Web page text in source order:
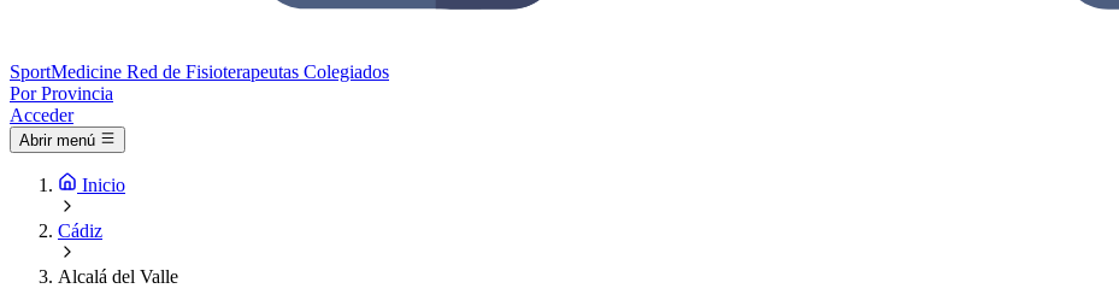
SportMedicine Red de Fisioterapeutas Colegiados
Por Provincia
Acceder
Abrir menú
Inicio
Cádiz
Alcalá del Valle